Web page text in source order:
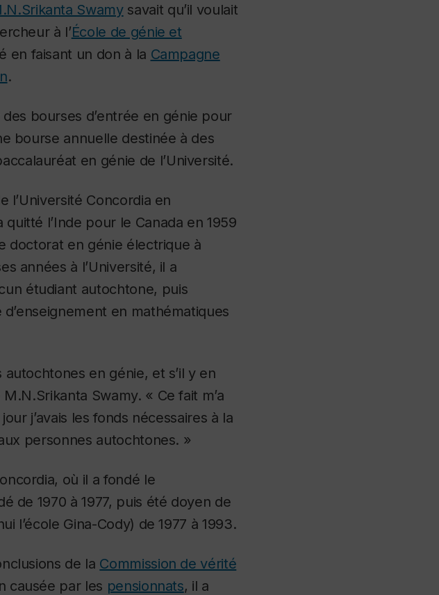
Swamysavait qu’il voulait
à l’École de génie et
en faisant un don à la Campagne
.
bourses d’entrée en génie pour
bourse annuelle destinée à des
en génie de l’Université.
l’Université Concordia en
l’Inde pour le Canada en 1959
doctorat en génie électrique à
années à l’Université, il a
étudiant autochtone, puis
en mathématiques
autochtones en génie, et s’il y en
Swamy. « Ce fait m’a
j’avais les fonds nécessaires à la
personnes autochtones. »
où il a fondé le
de 1970 à 1977, puis été doyen de
l’école Gina-Cody) de 1977 à 1993.
de la Commission de vérité
causée par les pensionnats, il a